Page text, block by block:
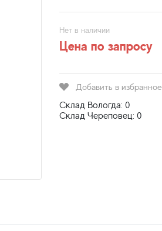
Нет в наличии
Цена по запросу
Добавить в избранное
Склад Вологда: 0
Склад Череповец: 0